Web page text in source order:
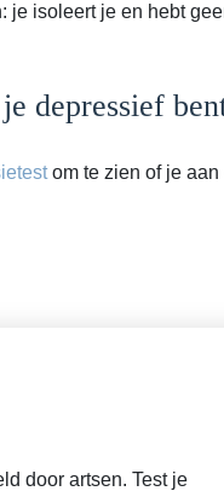
je isoleert je en hebt
depressief
om te zien of je
door artsen. Test je